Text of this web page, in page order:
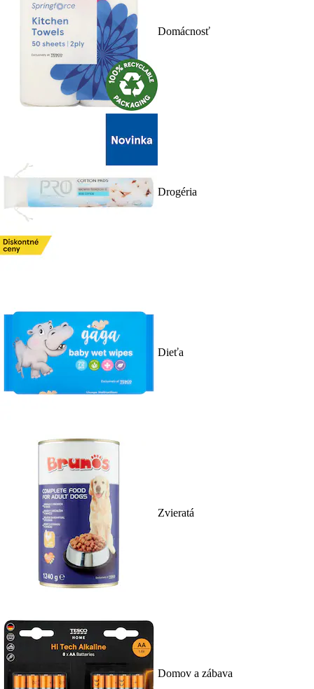
Domácnosť
Drogéria
Dieťa
Zvieratá
Domov a zábava